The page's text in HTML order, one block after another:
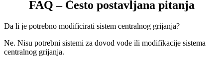
FAQ – Često postavljana pitanja
Da li je potrebno modificirati sistem centralnog grijanja?
Ne. Nisu potrebni sistemi za dovod vode ili modifikacije sistema
centralnog grijanja.